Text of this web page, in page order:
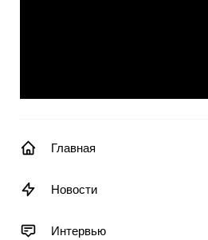
Главная
Новости
Интервью